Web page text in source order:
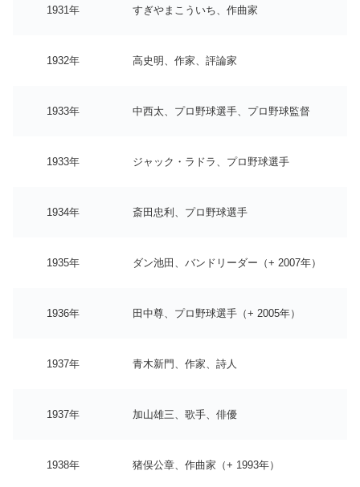
1931年 すぎやまこういち、作曲家
1932年 高史明、作家、評論家
1933年 中西太、プロ野球選手、プロ野球監督
1933年 ジャック・ラドラ、プロ野球選手
1934年 斎田忠利、プロ野球選手
1935年 ダン池田、バンドリーダー（+ 2007年）
1936年 田中尊、プロ野球選手（+ 2005年）
1937年 青木新門、作家、詩人
1937年 加山雄三、歌手、俳優
1938年 猪俣公章、作曲家（+ 1993年）